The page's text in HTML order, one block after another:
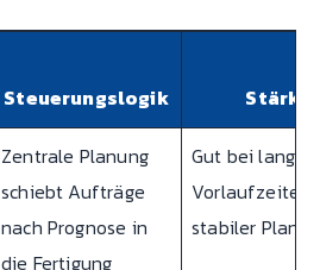
Steuerungslogik Stärke
Zentrale Planung
schiebt Aufträge
nach Prognose in
die Fertigung
Gut bei langen
Vorlaufzeiten
stabiler